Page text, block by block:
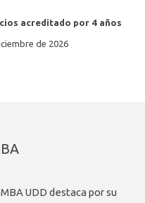
acreditado por 4 años
de 2026
UDD destaca por su